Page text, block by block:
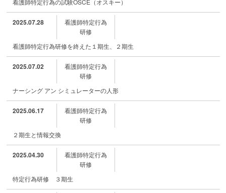
看護師特定行為の試験OSCE（オスキー）
2025.07.28
看護師特定行為
研修
看護師特定行為研修を終えた１期生、２期生
2025.07.02
看護師特定行為
研修
ナーシング アン シミュレーターの人形
2025.06.17
看護師特定行為
研修
２期生と情報交換
2025.04.30
看護師特定行為
研修
特定行為研修 ３期生